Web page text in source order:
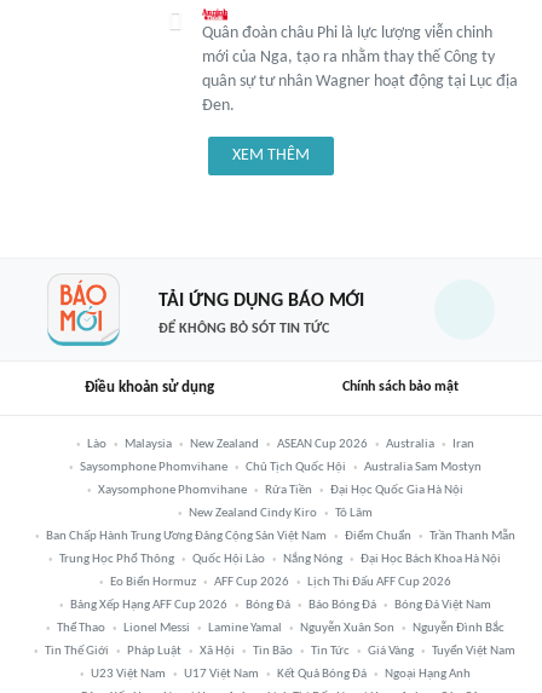
Quân đoàn châu Phi là lực lượng viễn chinh
mới của Nga, tạo ra nhằm thay thế Công ty
quân sự tư nhân Wagner hoạt động tại Lục địa
Đen.
XEM THÊM
TẢI ỨNG DỤNG BÁO MỚI
ĐỂ KHÔNG BỎ SÓT TIN TỨC
Điều khoản sử dụng Chính sách bảo mật
Lào Malaysia New Zealand ASEAN Cup 2026 Australia
Iran
Saysomphone Phomvihane
Chủ Tịch Quốc Hội
Australia Sam Mostyn
Xaysomphone Phomvihane
Rửa Tiền
Đại Học Quốc Gia Hà Nội
New Zealand Cindy Kiro
Tô Lâm
Ban Chấp Hành Trung Ương Đảng Cộng Sản Việt Nam
Điểm Chuẩn
Trần Thanh Mẫn
Trung Học Phổ Thông
Quốc Hội Lào Nắng Nóng
Đại Học Bách Khoa Hà Nội
Eo Biển Hormuz
AFF Cup 2026
Lịch Thi Đấu AFF Cup 2026
Bảng Xếp Hạng AFF Cup 2026
Bóng Đá Báo Bóng Đá
Bóng Đá Việt Nam
Thể Thao
Lionel Messi Lamine Yamal Nguyễn Xuân Son
Nguyễn Đình Bắc
Tin Thế Giới
Pháp Luật Xã Hội Tin Bão Tin Tức Giá Vàng
Tuyển Việt Nam
U23 Việt Nam
U17 Việt Nam Kết Quả Bóng Đá
Ngoại Hạng Anh